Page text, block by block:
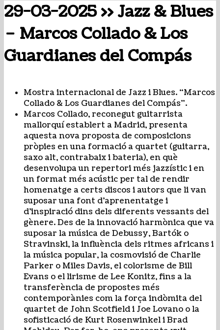
29-03-2025 >> Jazz & Blues
– Marcos Collado & Los
Guardianes del Compás
Mostra internacional de Jazz i Blues. “Marcos
Collado & Los Guardianes del Compás”.
Marcos Collado, reconegut guitarrista
mallorquí establert a Madrid, presenta
aquesta nova proposta de composicions
pròpies en una formació a quartet (guitarra,
saxo alt, contrabaix i bateria), en què
desenvolupa un repertori més jazzístic i en
un format més acústic per tal de rendir
homenatge a certs discos i autors que li van
suposar una font d’aprenentatge i
d’inspiració dins dels diferents vessants del
gènere. Des de la innovació harmònica que va
suposar la música de Debussy, Bartók o
Stravinski, la influència dels ritmes africans i
la música popular, la cosmovisió de Charlie
Parker o Miles Davis, el colorisme de Bill
Evans o el lirisme de Lee Konitz, fins a la
transferència de propostes més
contemporànies com la força indòmita del
quartet de John Scotfield i Joe Lovano o la
sofisticació de Kurt Rosenwinkel i Brad